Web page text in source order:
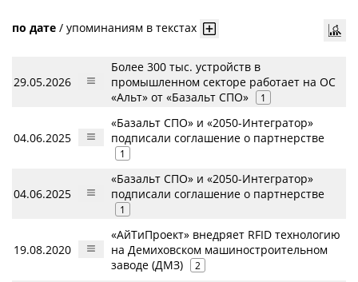
по дате / упоминаниям в текстах
29.05.2026
Более 300 тыс. устройств в
промышленном секторе работает на ОС
«Альт» от «Базальт СПО»
1
04.06.2025
«Базальт СПО» и «2050-Интегратор»
подписали соглашение о партнерстве
1
04.06.2025
«Базальт СПО» и «2050-Интегратор»
подписали соглашение о партнерстве
1
19.08.2020
«АйТиПроект» внедряет RFID технологию
на Демиховском машиностроительном
заводе (ДМЗ)
2